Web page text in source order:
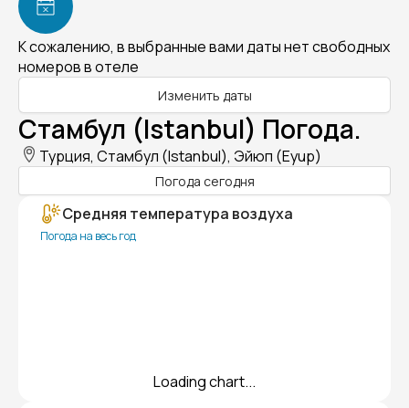
К сожалению, в выбранные вами даты нет свободных
номеров в отеле
Изменить даты
Стамбул (Istanbul) Погода.
Турция, Стамбул (Istanbul), Эйюп (Eyup)
Погода сегодня
Средняя температура воздуха
Погода на весь год
Loading chart...